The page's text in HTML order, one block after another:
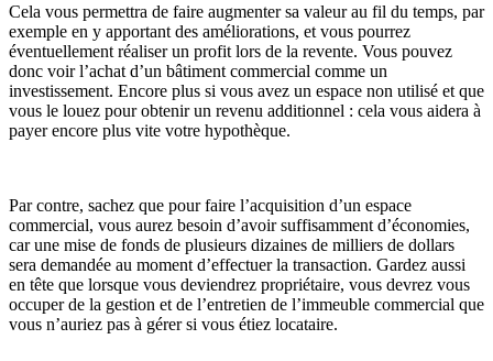
Cela vous permettra de faire augmenter sa valeur au fil du temps, par
exemple en y apportant des améliorations, et vous pourrez
éventuellement réaliser un profit lors de la revente. Vous pouvez
donc voir l’achat d’un bâtiment commercial comme un
investissement. Encore plus si vous avez un espace non utilisé et que
vous le louez pour obtenir un revenu additionnel : cela vous aidera à
payer encore plus vite votre hypothèque.
Par contre, sachez que pour faire l’acquisition d’un espace
commercial, vous aurez besoin d’avoir suffisamment d’économies,
car une mise de fonds de plusieurs dizaines de milliers de dollars
sera demandée au moment d’effectuer la transaction. Gardez aussi
en tête que lorsque vous deviendrez propriétaire, vous devrez vous
occuper de la gestion et de l’entretien de l’immeuble commercial que
vous n’auriez pas à gérer si vous étiez locataire.